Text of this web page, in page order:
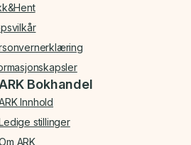
Bokhandel
Innhold
stillinger
ARK